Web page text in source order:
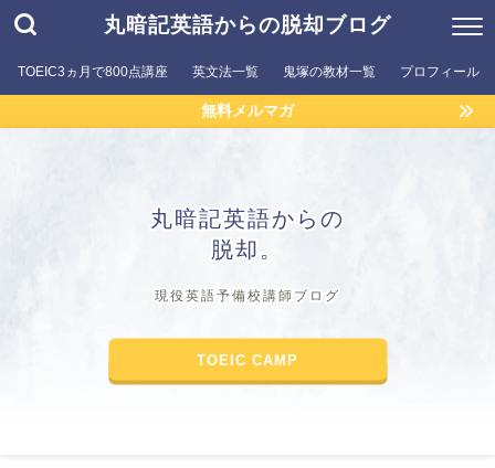
丸暗記英語からの脱却ブログ
TOEIC3ヵ月で800点講座 英文法一覧 鬼塚の教材一覧 プロフィール
無料メルマガ
丸暗記英語からの
脱却。
現役英語予備校講師ブログ
TOEIC CAMP